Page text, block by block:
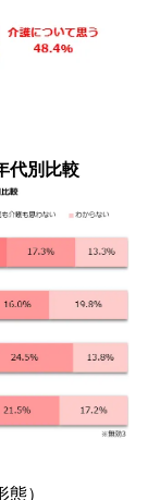
代別比較
）